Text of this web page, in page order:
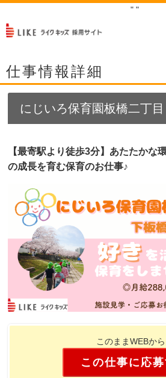
" "
仕事情報詳細
にじいろ保育園板橋二丁目
【最寄駅より徒歩3分】あたたかな
の成長を育む保育のお仕事♪
このままWEBから
この仕事に応